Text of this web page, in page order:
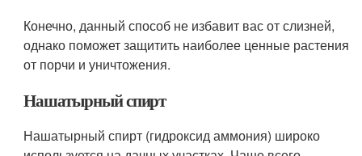
Конечно, данный способ не избавит вас от слизней,
однако поможет защитить наиболее ценные растения
от порчи и уничтожения.
Нашатырный спирт
Нашатырный спирт (гидроксид аммония) широко